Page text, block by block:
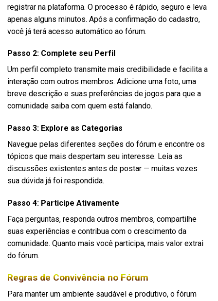
registrar na plataforma. O processo é rápido, seguro e leva
apenas alguns minutos. Após a confirmação do cadastro,
você já terá acesso automático ao fórum.
Passo 2: Complete seu Perfil
Um perfil completo transmite mais credibilidade e facilita a
interação com outros membros. Adicione uma foto, uma
breve descrição e suas preferências de jogos para que a
comunidade saiba com quem está falando.
Passo 3: Explore as Categorias
Navegue pelas diferentes seções do fórum e encontre os
tópicos que mais despertam seu interesse. Leia as
discussões existentes antes de postar — muitas vezes
sua dúvida já foi respondida.
Passo 4: Participe Ativamente
Faça perguntas, responda outros membros, compartilhe
suas experiências e contribua com o crescimento da
comunidade. Quanto mais você participa, mais valor extrai
do fórum.
Regras de Convivência no Fórum
Para manter um ambiente saudável e produtivo, o fórum